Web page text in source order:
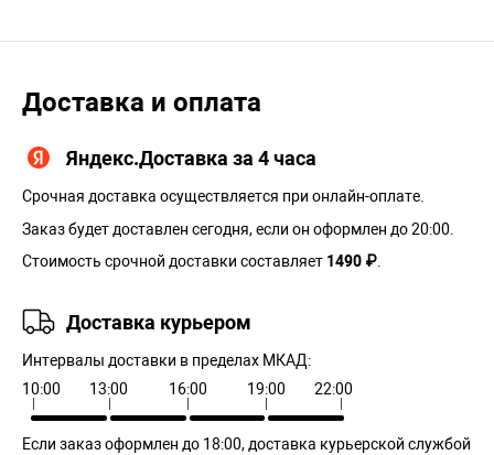
Доставка и оплата
Яндекс.Доставка за 4 часа
Срочная доставка осуществляется при онлайн-оплате.
Заказ будет доставлен сегодня, если он оформлен до 20:00.
Стоимость срочной доставки составляет 1490 ₽
Доставка курьером
Интервалы доставки в пределах МКАД:
10:00
13:00 16:00 19:00 22:00
Если заказ оформлен до 18:00, доставка курьерской службой